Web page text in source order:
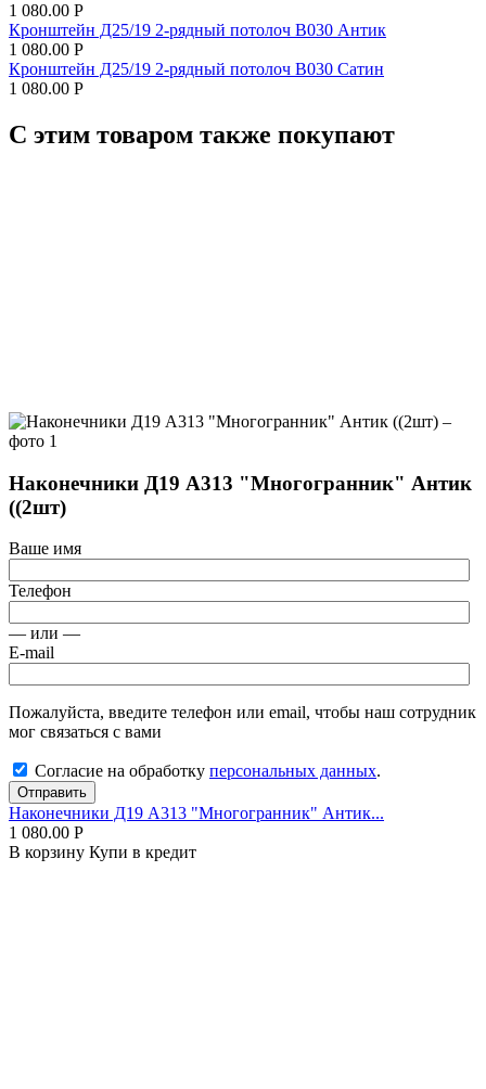
1 080.00 Р
Кронштейн Д25/19 2-рядный потолоч В030 Антик
1 080.00 Р
Кронштейн Д25/19 2-рядный потолоч В030 Сатин
1 080.00 Р
С этим товаром также покупают
Наконечники Д19 А313 "Многогранник" Антик
((2шт)
Ваше имя
Телефон
— или —
E-mail
Пожалуйста, введите телефон или email, чтобы наш сотрудник
мог связаться с вами
Согласие на обработку персональных данных.
Отправить
Наконечники Д19 А313 "Многогранник" Антик...
1 080.00 Р
В корзину Купи в кредит